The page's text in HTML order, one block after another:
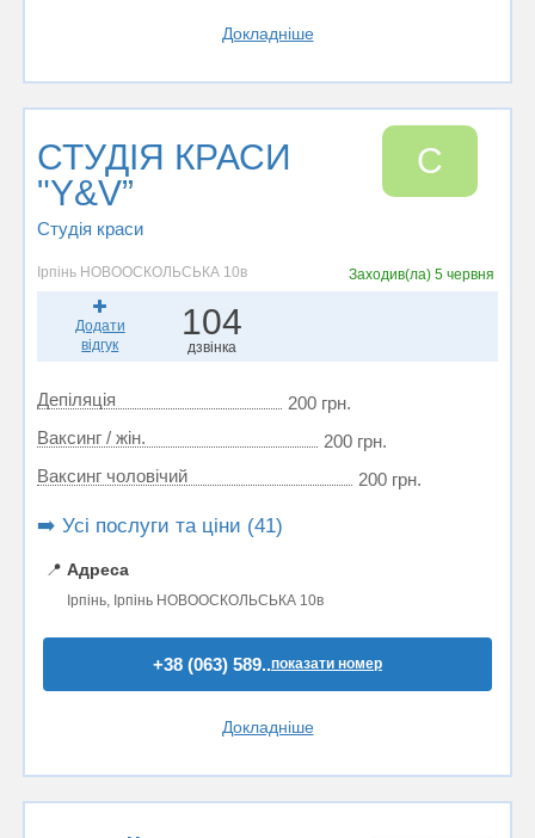
Докладніше
СТУДІЯ КРАСИ
"Y&V”
Студія краси
С
Ірпінь НОВООСКОЛЬСЬКА 10в Заходив(ла) 5 червня
Додати
відгук
104
дзвінка
Депіляція
200 грн.
Ваксинг / жін.
200 грн.
Ваксинг чоловічий
200 грн.
➡️ Усі послуги та ціни (41)
📍 Адреса
Ірпінь, Ірпінь НОВООСКОЛЬСЬКА 10в
+38 (063) 589..показати номер
Докладніше